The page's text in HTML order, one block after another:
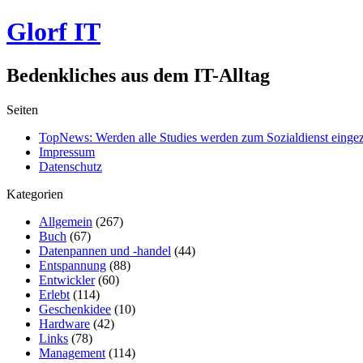
Glorf IT
Bedenkliches aus dem IT-Alltag
Seiten
TopNews: Werden alle Studies werden zum Sozialdienst
Impressum
Datenschutz
Kategorien
Allgemein (267)
Buch (67)
Datenpannen und -handel (44)
Entspannung (88)
Entwickler(60)
Erlebt (114)
Geschenkidee (10)
Hardware (42)
Links (78)
Management (114)